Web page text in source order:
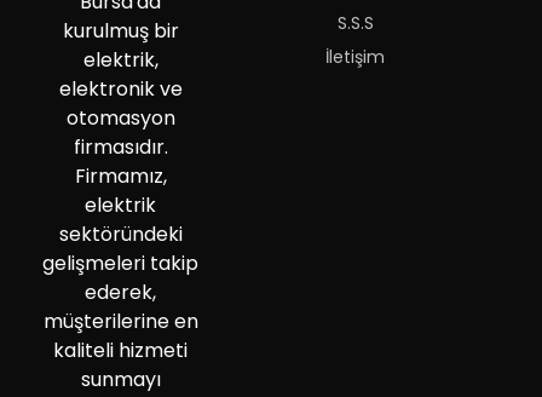
kurulmuş bir
elektrik,
elektronik ve
otomasyon
firmasıdır.
Firmamız,
elektrik
sektöründeki
gelişmeleri takip
ederek,
müşterilerine en
kaliteli hizmeti
sunmayı
S.S.S
İletişim